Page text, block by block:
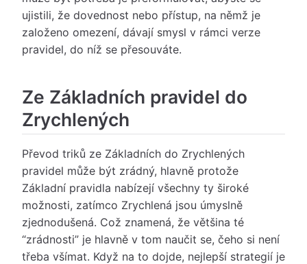
ujistili, že dovednost nebo přístup, na němž je
založeno omezení, dávají smysl v rámci verze
pravidel, do níž se přesouváte.
Ze Základních pravidel do
Zrychlených
Převod triků ze Základních do Zrychlených
pravidel může být zrádný, hlavně protože
Základní pravidla nabízejí všechny ty široké
možnosti, zatímco Zrychlená jsou úmyslně
zjednodušená. Což znamená, že většina té
“zrádnosti” je hlavně v tom naučit se, čeho si není
třeba všímat. Když na to dojde, nejlepší strategií je